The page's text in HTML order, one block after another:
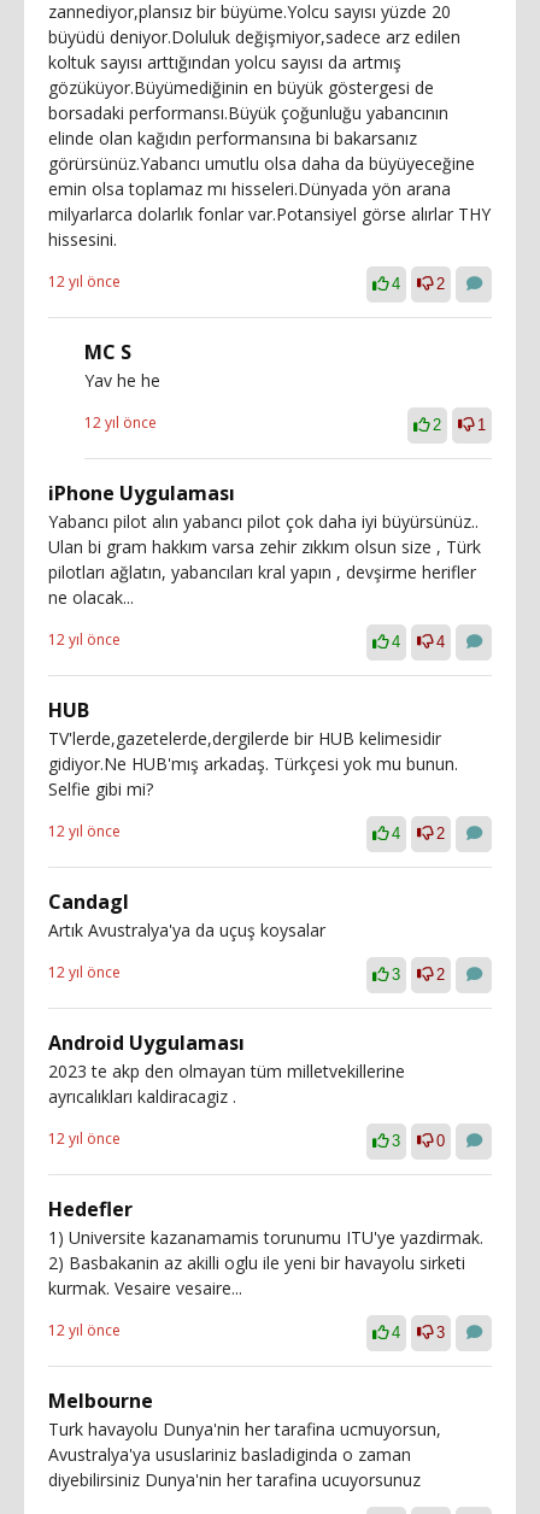
zannediyor,plansız bir büyüme.Yolcu sayısı yüzde 20
büyüdü deniyor.Doluluk değişmiyor,sadece arz edilen
koltuk sayısı arttığından yolcu sayısı da artmış
gözüküyor.Büyümediğinin en büyük göstergesi de
borsadaki performansı.Büyük çoğunluğu yabancının
elinde olan kağıdın performansına bi bakarsanız
görürsünüz.Yabancı umutlu olsa daha da büyüyeceğine
emin olsa toplamaz mı hisseleri.Dünyada yön arana
milyarlarca dolarlık fonlar var.Potansiyel görse alırlar THY
hissesini.
12 yıl önce 4 2
MC S
Yav he he
12 yıl önce 2 1
iPhone Uygulaması
Yabancı pilot alın yabancı pilot çok daha iyi büyürsünüz..
Ulan bi gram hakkım varsa zehir zıkkım olsun size , Türk
pilotları ağlatın, yabancıları kral yapın , devşirme herifler
ne olacak...
12 yıl önce 4 4
HUB
TV'lerde,gazetelerde,dergilerde bir HUB kelimesidir
gidiyor.Ne HUB'mış arkadaş. Türkçesi yok mu bunun.
Selfie gibi mi?
12 yıl önce 4 2
Candagl
Artık Avustralya'ya da uçuş koysalar
12 yıl önce 3 2
Android Uygulaması
2023 te akp den olmayan tüm milletvekillerine
ayrıcalıkları kaldiracagiz .
12 yıl önce 3 0
Hedefler
1) Universite kazanamamis torunumu ITU'ye yazdirmak.
2) Basbakanin az akilli oglu ile yeni bir havayolu sirketi
kurmak. Vesaire vesaire...
12 yıl önce 4 3
Melbourne
Turk havayolu Dunya'nin her tarafina ucmuyorsun,
Avustralya'ya ususlariniz basladiginda o zaman
diyebilirsiniz Dunya'nin her tarafina ucuyorsunuz